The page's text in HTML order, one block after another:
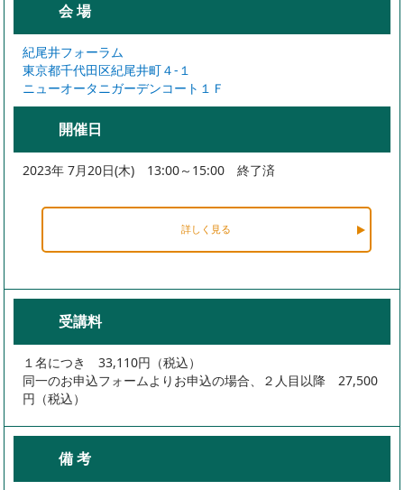
会 場
紀尾井フォーラム
東京都千代田区紀尾井町４-１
ニューオータニガーデンコート１Ｆ
開催日
2023年 7月20日(木) 13:00～15:00 終了済
詳しく見る
受講料
１名につき 33,110円（税込）
同一のお申込フォームよりお申込の場合、２人目以降 27,500
円（税込）
備 考